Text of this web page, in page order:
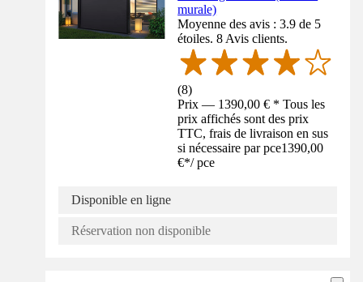
murale)
Moyenne des avis : 3.9 de 5
étoiles. 8 Avis clients.
(8)
Prix — 1390,00 € * Tous les
prix affichés sont des prix
TTC, frais de livraison en sus
si nécessaire par pce1390,00
€*/ pce
Disponible en ligne
Réservation non disponible